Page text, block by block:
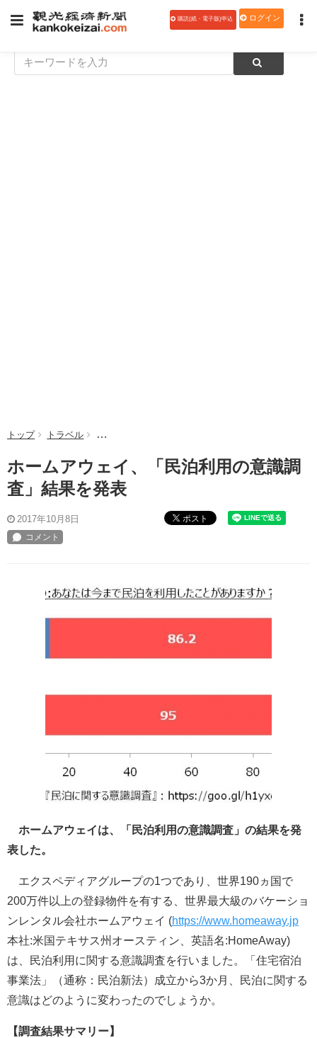
購読(紙・電子版)申込 ログイン
トップ トラベル ホームアウェイ、「民泊利用の意識調査」結果を発表
ホームアウェイ、「民泊利用の意識調
査」結果を発表
2017年10月8日 ポスト
ホームアウェイは、「民泊利用の意識調査」の結果を発
表した。
エクスペディアグループの1つであり、世界190ヵ国で
200万件以上の登録物件を有する、世界最大級のバケーショ
ンレンタル会社ホームアウェイ (https://www.homeaway.jp
本社:米国テキサス州オースティン、英語名:HomeAway)
は、民泊利用に関する意識調査を行いました。「住宅宿泊
事業法」（通称：民泊新法）成立から3か月、民泊に関する
意識はどのように変わったのでしょうか。
【調査結果サマリー】